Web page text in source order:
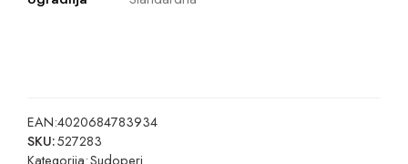
EAN:4020684783934
SKU:527283